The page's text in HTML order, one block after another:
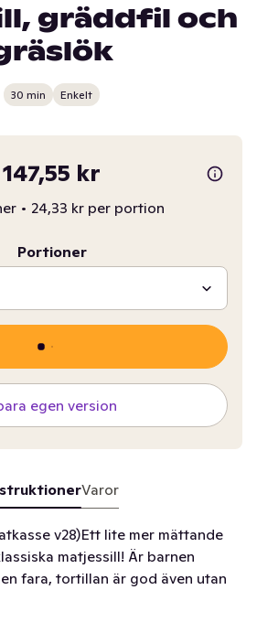
gräddfil och
30 min Enkelt
147,55 kr
• 24,33 kr per portion
Portioner
egen version
Varor
v28)Ett lite mer mättande
matjessill! Är barnen
fara, tortillan är god även utan